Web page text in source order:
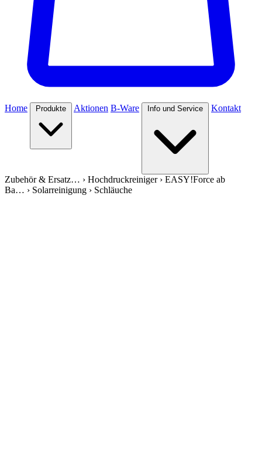
Home Produkte Aktionen B-Ware Info und Service Kontakt
Zubehör & Ersatz… › Hochdruckreiniger› EASY!Force ab
Ba… › Solarreinigung › Schläuche